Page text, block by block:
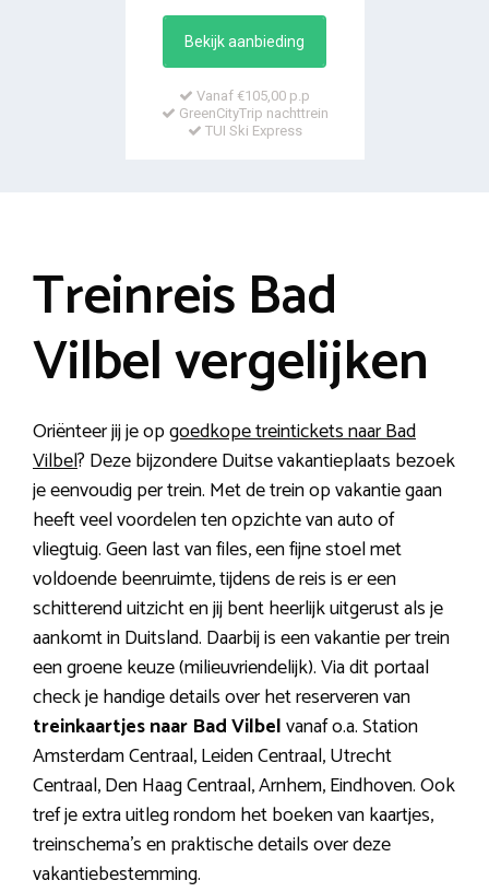
Bekijk aanbieding
Vanaf €105,00 p.p
GreenCityTrip nachttrein
TUI Ski Express
Treinreis Bad
Vilbel vergelijken
Oriënteer jij je opgoedkope treintickets naar Bad
Vilbel? Deze bijzondere Duitse vakantieplaats bezoek
je eenvoudig per trein. Met de trein op vakantie gaan
heeft veel voordelen ten opzichte van auto of
vliegtuig. Geen last van files, een fijne stoel met
voldoende beenruimte, tijdens de reis is er een
schitterend uitzicht en jij bent heerlijk uitgerust als je
aankomt in Duitsland. Daarbij is een vakantie per trein
een groene keuze (milieuvriendelijk). Via dit portaal
check je handige details over het reserveren van
treinkaartjes naar Bad Vilbelvanaf o.a. Station
Amsterdam Centraal, Leiden Centraal, Utrecht
Centraal, Den Haag Centraal, Arnhem, Eindhoven. Ook
tref je extra uitleg rondom het boeken van kaartjes,
treinschema’s en praktische details over deze
vakantiebestemming.